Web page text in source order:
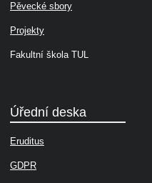
Pěvecké sbory
Projekty
Fakultní škola TUL
Úřední deska
Eruditus
GDPR